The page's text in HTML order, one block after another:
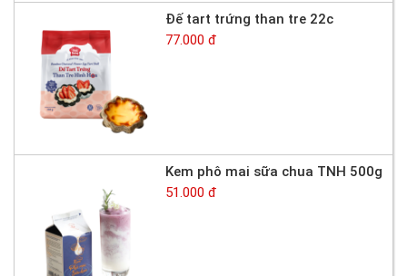
Đế tart trứng than tre 22c
77.000 đ
Kem phô mai sữa chua TNH 500g
51.000 đ